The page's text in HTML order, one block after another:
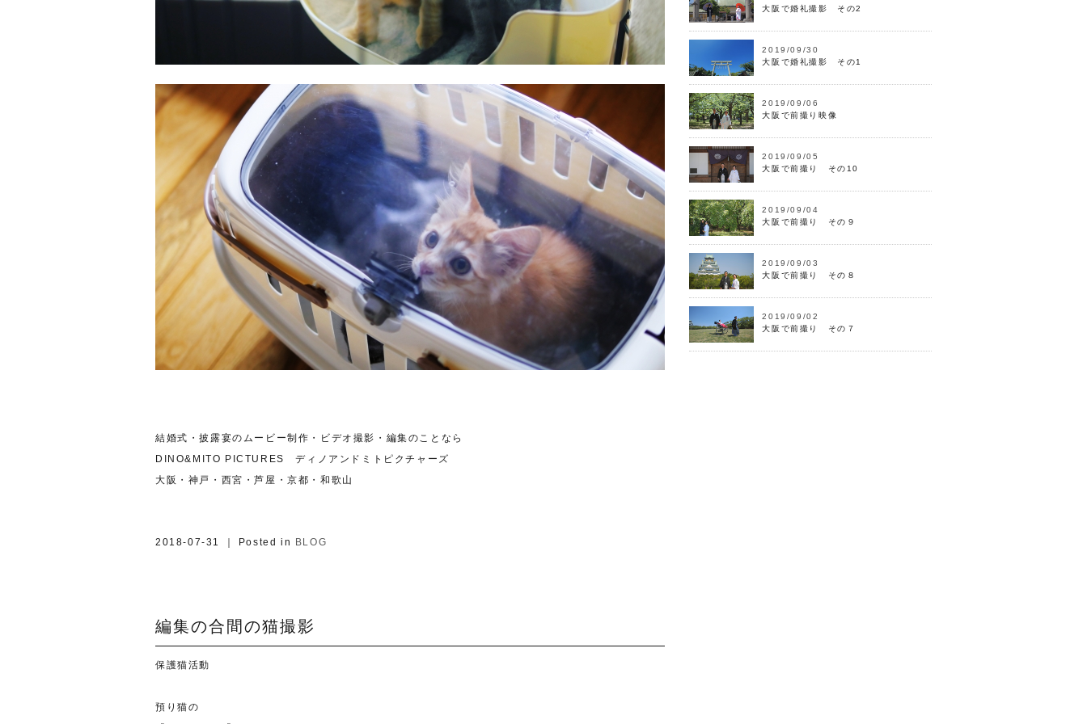
結婚式・披露宴のムービー制作・ビデオ撮影・編集のことなら
DINO&MITO PICTURES ディノアンドミトピクチャーズ
大阪・神戸・西宮・芦屋・京都・和歌山
2018-07-31 ｜ Posted in BLOG
編集の合間の猫撮影
保護猫活動
預り猫の
大阪で婚礼撮影 その2
2019/09/30
大阪で婚礼撮影 その1
2019/09/06
大阪で前撮り映像
2019/09/05
大阪で前撮り その10
2019/09/04
大阪で前撮り その９
2019/09/03
大阪で前撮り その８
2019/09/02
大阪で前撮り その７